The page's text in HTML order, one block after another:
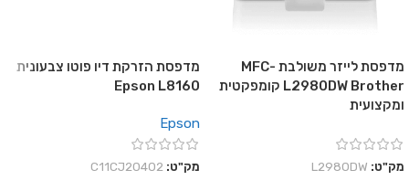
מדפסת לייזר משולבת MFC-
L2980DW Brother קומפקטית
ומקצועית
מק"ט: L2980DW
מדפסת הזרקת דיו פוטו צבעונית
Epson L8160
Epson
מק"ט: C11CJ20402